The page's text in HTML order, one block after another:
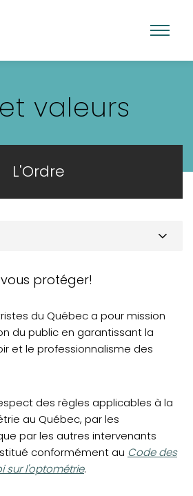
valeurs
L'Ordre
personnels et accès à
protéger!
du Québec a pour mission
du public en garantissant la
et le professionnalisme des
des règles applicables à la
au Québec, par les
par les autres intervenants
conformément au (opens in a
Code des
in a new tab)
sur l'optométrie.